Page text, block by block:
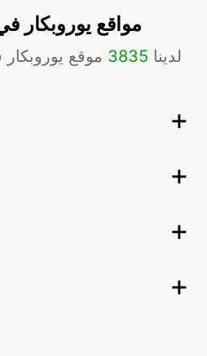
مواقع يوروبكار
لدينا 3835 موقع